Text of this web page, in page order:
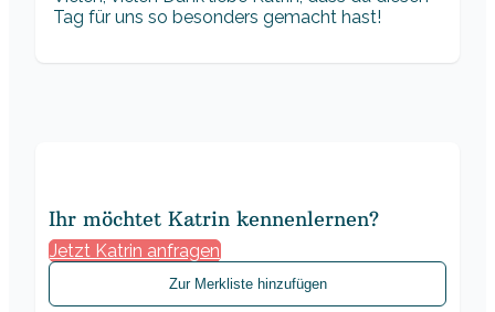
Tag für uns so besonders gemacht hast!
Ihr möchtet Katrin kennenlernen?
Jetzt Katrin anfragen
Zur Merkliste hinzufügen